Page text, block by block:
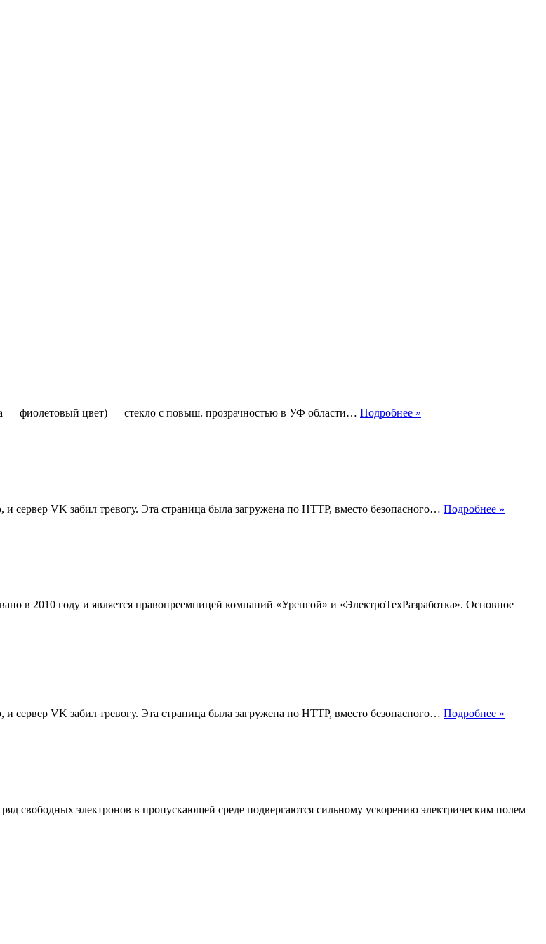
фиолетовый цвет) — стекло с повыш. прозрачностью в УФ области… Подробнее »
сервер VK забил тревогу. Эта страница была загружена по HTTP, вместо безопасного… Подробнее »
в 2010 году и является правопреемницей компаний «Уренгой» и «ЭлектроТехРазработка». Основное
сервер VK забил тревогу. Эта страница была загружена по HTTP, вместо безопасного… Подробнее »
свободных электронов в пропускающей среде подвергаются сильному ускорению электрическим полем